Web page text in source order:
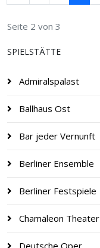
Seite 2 von 3
SPIELSTÄTTE
Admiralspalast
Ballhaus Ost
Bar jeder Vernunft
Berliner Ensemble
Berliner Festspiele
Chamäleon Theater
Deutsche Oper